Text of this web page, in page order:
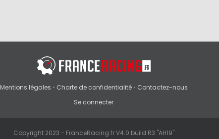
Mentions légales • Charte de confidentialité• Contactez-nous
Se connecter
Copyright 2023 - FranceRacing.fr V4.0 build R3 "AH19"